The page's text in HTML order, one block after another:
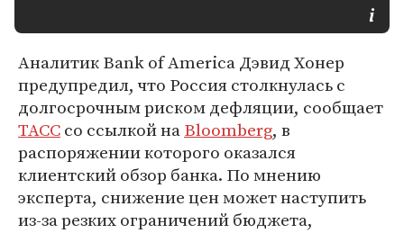
Аналитик Bank of America Дэвид Хонер
предупредил, что Россия столкнулась с
долгосрочным риском дефляции, сообщает
ТАССсо ссылкой наBloomberg, в
распоряжении которого оказался
клиентский обзор банка. По мнению
эксперта, снижение цен может наступить
из-за резких ограничений бюджета,